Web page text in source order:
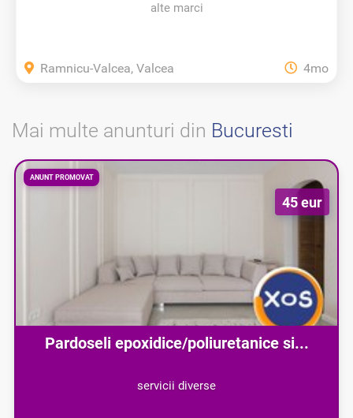
alte marci
Ramnicu-Valcea, Valcea 4mo
Mai multe anunturi din Bucuresti
ANUNT PROMOVAT
Pardoseli epoxidice/poliuretanice si...
servicii diverse
45 eur